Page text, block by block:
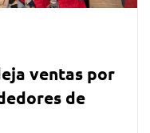
ventas por
de